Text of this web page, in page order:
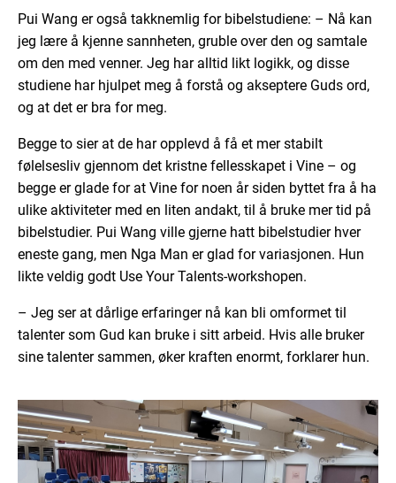
Pui Wang er også takknemlig for bibelstudiene: – Nå kan
jeg lære å kjenne sannheten, gruble over den og samtale
om den med venner. Jeg har alltid likt logikk, og disse
studiene har hjulpet meg å forstå og akseptere Guds ord,
og at det er bra for meg.
Begge to sier at de har opplevd å få et mer stabilt
følelsesliv gjennom det kristne fellesskapet i Vine – og
begge er glade for at Vine for noen år siden byttet fra å ha
ulike aktiviteter med en liten andakt, til å bruke mer tid på
bibelstudier. Pui Wang ville gjerne hatt bibelstudier hver
eneste gang, men Nga Man er glad for variasjonen. Hun
likte veldig godt Use Your Talents-workshopen.
– Jeg ser at dårlige erfaringer nå kan bli omformet til
talenter som Gud kan bruke i sitt arbeid. Hvis alle bruker
sine talenter sammen, øker kraften enormt, forklarer hun.